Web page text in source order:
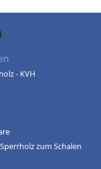
- KVH
zum Schalen